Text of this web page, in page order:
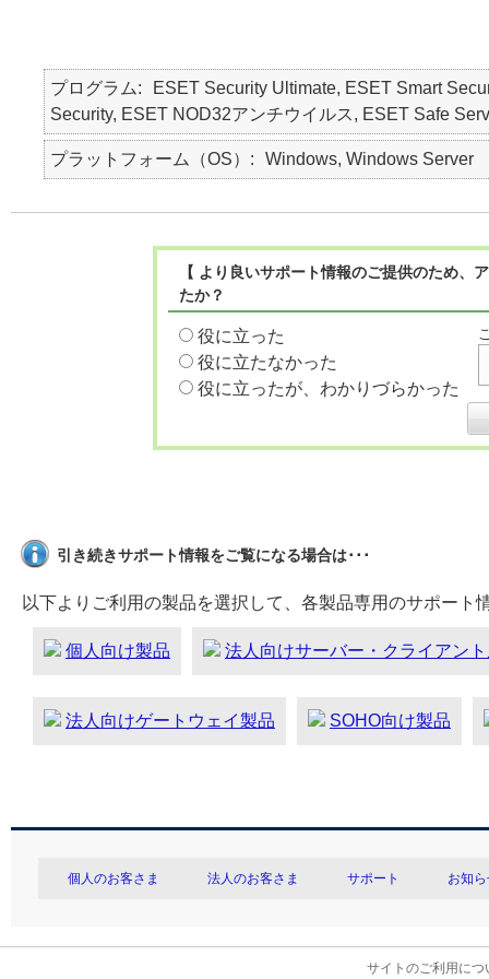
プログラム
ESET Security Ultimate, ESET Smart
Security, ESET NOD32アンチウイルス, ESET Safe
プラットフォーム（OS） Windows, Windows Server
【 より良いサポート情報のご提供のため
たか？
役に立った
役に立たなかった
役に立ったが、わかりづらかった
引き続きサポート情報をご覧になる場合は･･･
以下よりご利用の製品を選択して、各製品専用のサポート
個人向け製品 法人向けサーバー・クライアン
法人向けゲートウェイ製品 SOHO向け製品
個人のお客さま 法人のお客さま サポート お知
サイトのご利用につ